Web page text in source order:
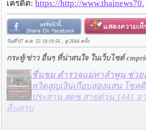
เครดิต: https://http://www.thainews70.
วันที่ 07 ส.ค. 55 10:19:56 , ดู 2044 ครั้ง
กระทู้/ข่าว อื่นๆ ที่น่าสนใจ ในเว็บไซต์
ชื่นชม ตำรวจแม่ทาลำพูน ช่วย
หวิดสูญเงินเกือบสองแสน โชค
ประสาน สตช.สายด่วน 1441
คืนครบ